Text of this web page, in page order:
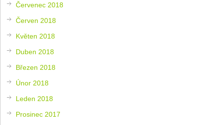
Červenec 2018
Červen 2018
Květen 2018
Duben 2018
Březen 2018
Únor 2018
Leden 2018
Prosinec 2017